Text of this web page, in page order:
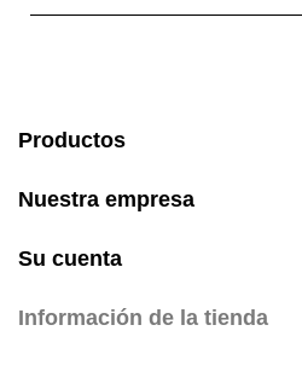
Productos
Nuestra empresa
Su cuenta
Información de la tienda